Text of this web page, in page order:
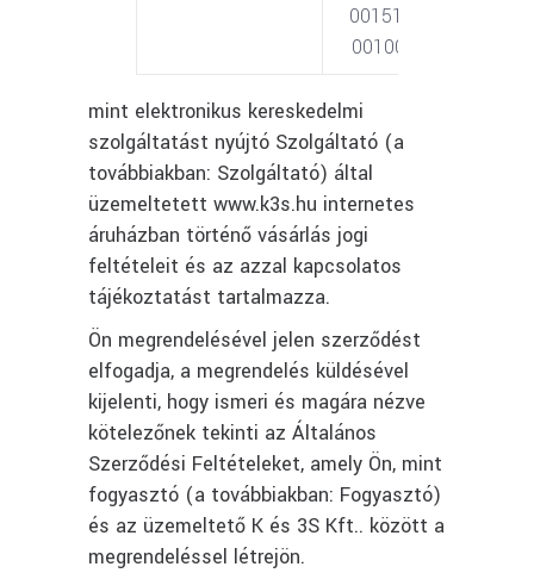
00151517-
00100005
mint elektronikus kereskedelmi
szolgáltatást nyújtó Szolgáltató (a
továbbiakban: Szolgáltató) által
üzemeltetett www.k3s.hu internetes
áruházban történő vásárlás jogi
feltételeit és az azzal kapcsolatos
tájékoztatást tartalmazza.
Ön megrendelésével jelen szerződést
elfogadja, a megrendelés küldésével
kijelenti, hogy ismeri és magára nézve
kötelezőnek tekinti az Általános
Szerződési Feltételeket, amely Ön, mint
fogyasztó (a továbbiakban: Fogyasztó)
és az üzemeltető K és 3S Kft.. között a
megrendeléssel létrejön.